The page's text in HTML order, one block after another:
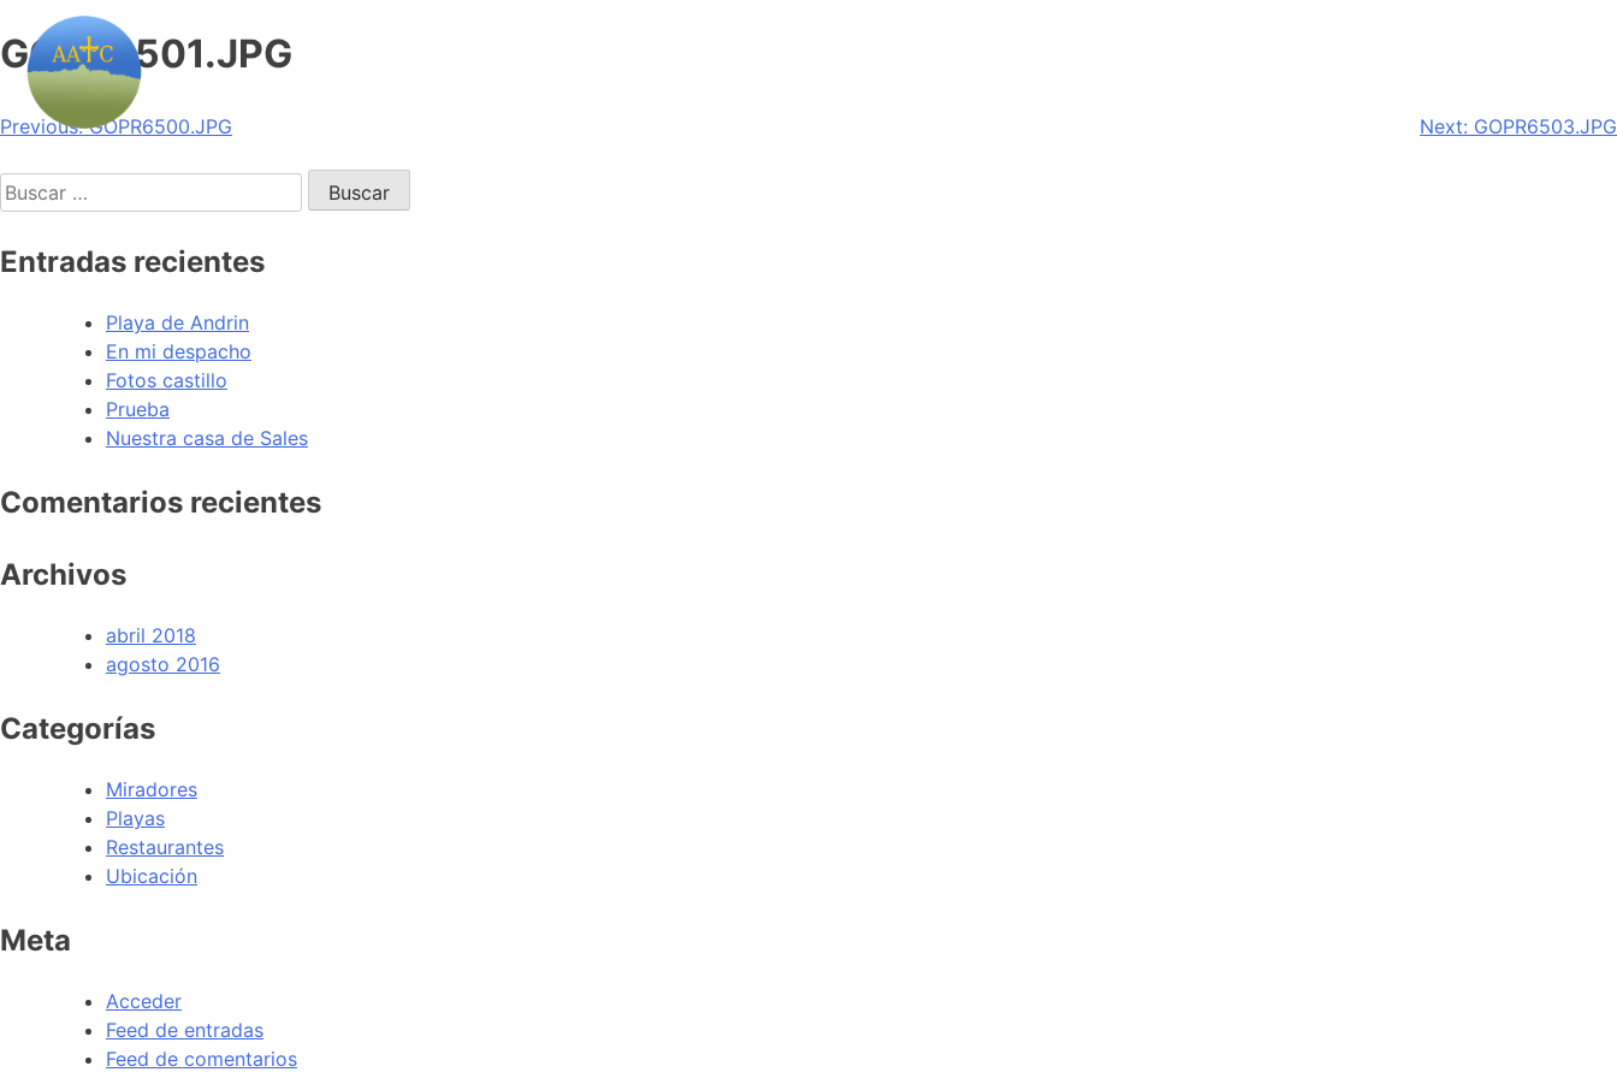
GOPR6501.JPG
Navegación
de
entradas
Previous: GOPR6500.JPG Next: GOPR6503.JPG
Buscar:
Entradas recientes
Playa de Andrin
En mi despacho
Fotos castillo
Prueba
Nuestra casa de Sales
Comentarios recientes
Archivos
abril 2018
agosto 2016
Categorías
Miradores
Playas
Restaurantes
Ubicación
Meta
Acceder
Feed de entradas
Feed de comentarios